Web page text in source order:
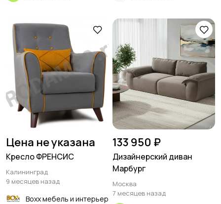
Цена не указана
Кресло ФРЕНСИС
Калининград
9 месяцев назад
Boxx мебель и интерьер
133 950 ₽
Дизайнерский диван
Марбург
Москва
7 месяцев назад